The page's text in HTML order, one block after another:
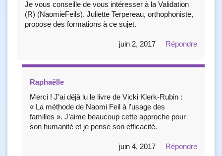
Je vous conseille de vous intéresser à la Validation
(R) (NaomieFeils). Juliette Terpereau, orthophoniste,
propose des formations à ce sujet.
Répondre
juin 2, 2017
Raphaëlle
Merci ! J’ai déjà lu le livre de Vicki Klerk-Rubin :
« La méthode de Naomi Feil à l’usage des
familles ». J’aime beaucoup cette approche pour
son humanité et je pense son efficacité.
Répondre
juin 4, 2017